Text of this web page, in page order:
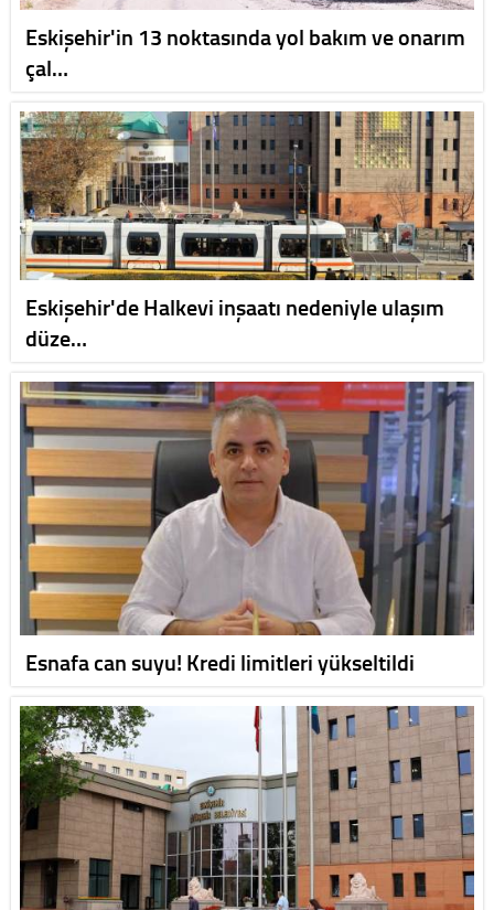
Eskişehir'in 13 noktasında yol bakım ve onarım
çal…
Eskişehir'de Halkevi inşaatı nedeniyle ulaşım
düze…
Esnafa can suyu! Kredi limitleri yükseltildi